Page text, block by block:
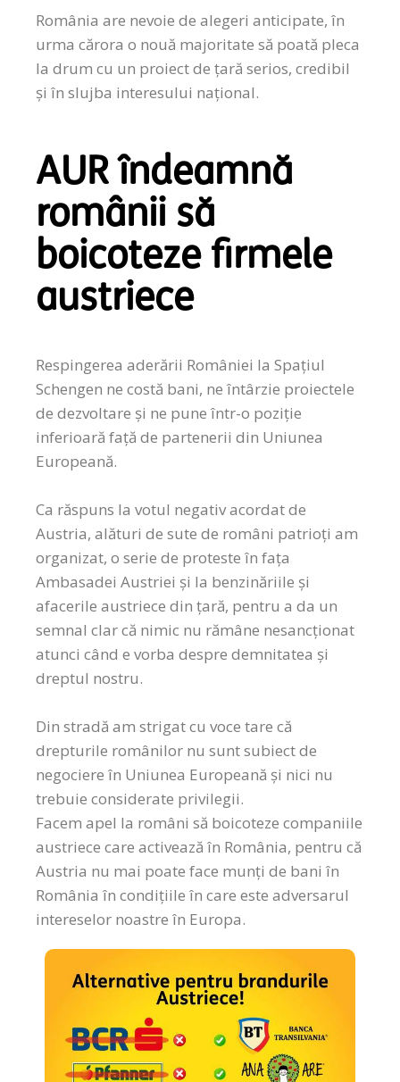
România are nevoie de alegeri anticipate, în
urma cărora o nouă majoritate să poată pleca
la drum cu un proiect de țară serios, credibil
și în slujba interesului național.
AUR îndeamnă
românii să
boicoteze firmele
austriece
Respingerea aderării României la Spațiul
Schengen ne costă bani, ne întârzie proiectele
de dezvoltare și ne pune într-o poziție
inferioară față de partenerii din Uniunea
Europeană.
Ca răspuns la votul negativ acordat de
Austria, alături de sute de români patrioți am
organizat, o serie de proteste în fața
Ambasadei Austriei și la benzinăriile și
afacerile austriece din țară, pentru a da un
semnal clar că nimic nu rămâne nesancționat
atunci când e vorba despre demnitatea și
dreptul nostru.
Din stradă am strigat cu voce tare că
drepturile românilor nu sunt subiect de
negociere în Uniunea Europeană și nici nu
trebuie considerate privilegii.
Facem apel la români să boicoteze companiile
austriece care activează în România, pentru că
Austria nu mai poate face munți de bani în
România în condițiile în care este adversarul
intereselor noastre în Europa.